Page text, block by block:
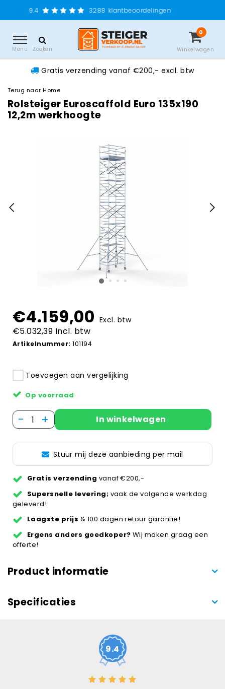
3288 klantbeoordelingen
Menu Zoeken
0
Winkelwagen
Gratis verzending vanaf €200,- excl. btw
Terug naar Home
Rolsteiger Euroscaffold Euro 135x190
12,2m werkhoogte
€4.159,00 Excl. btw
€5.032,39 Incl. btw
Artikelnummer: 101194
Toevoegen aan vergelijking
Op voorraad
- + In winkelwagen
Stuur mij deze aanbieding per mail
Gratis verzending vanaf €200,-
Supersnelle levering; vaak de volgende werkdag
geleverd!
Laagste prijs & 100 dagen retour garantie!
Ergens anders goedkoper? Wij maken graag een
offerte!
Product informatie
Specificaties
9.4